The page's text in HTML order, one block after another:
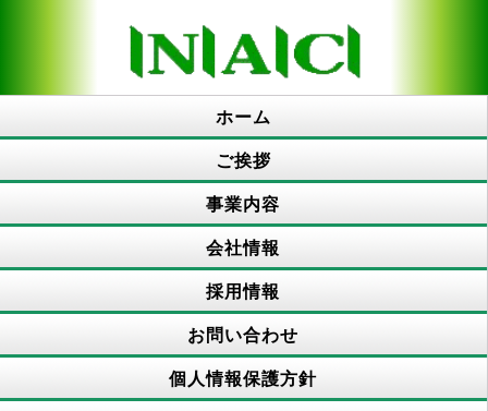
ホーム
ご挨拶
事業内容
事業
会社情報
採用情報
報
お問い合わせ
個人情報保護方針